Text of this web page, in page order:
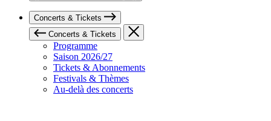
Concerts & Tickets
Concerts & Tickets
Programme
Saison 2026/27
Tickets & Abonnements
Festivals & Thèmes
Au-delà des concerts